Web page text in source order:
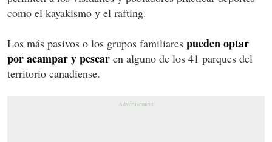
como el kayakismo y el rafting.
Los más pasivos o los grupos familiares pueden optar
por acampar y pescar en alguno de los 41 parques del
territorio canadiense.